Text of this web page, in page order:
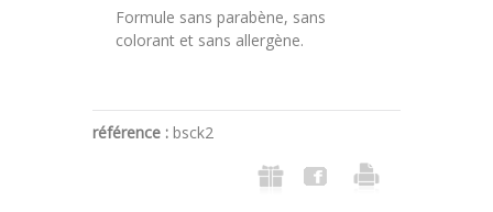
Formule sans parabène, sans
colorant et sans allergène.
référence : bsck2